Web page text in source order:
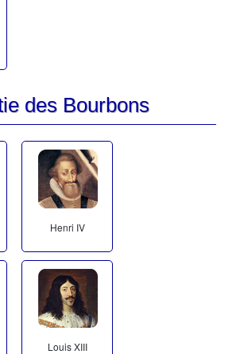
des Bourbons
Henri IV
Louis XIII